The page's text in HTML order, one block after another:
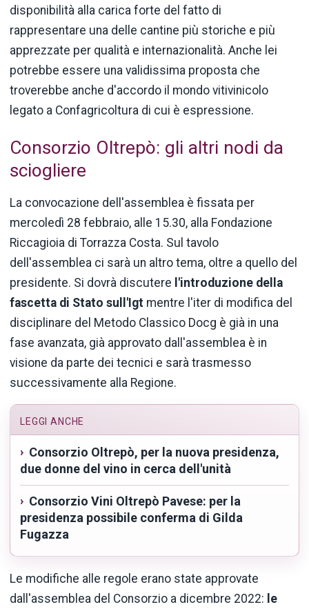
disponibilità alla carica forte del fatto di
rappresentare una delle cantine più storiche e più
apprezzate per qualità e internazionalità. Anche lei
potrebbe essere una validissima proposta che
troverebbe anche d'accordo il mondo vitivinicolo
legato a Confagricoltura di cui è espressione.
Consorzio Oltrepò: gli altri nodi da
sciogliere
La convocazione dell'assemblea è fissata per
mercoledì 28 febbraio, alle 15.30, alla Fondazione
Riccagioia di Torrazza Costa. Sul tavolo
dell'assemblea ci sarà un altro tema, oltre a quello del
presidente. Si dovrà discutere l'introduzione della
fascetta di Stato sull'Igt mentre l'iter di modifica del
disciplinare del Metodo Classico Docg è già in una
fase avanzata, già approvato dall'assemblea è in
visione da parte dei tecnici e sarà trasmesso
successivamente alla Regione.
LEGGI ANCHE
Consorzio Oltrepò, per la nuova presidenza,
due donne del vino in cerca dell'unità
Consorzio Vini Oltrepò Pavese: per la
presidenza possibile conferma di Gilda
Fugazza
Le modifiche alle regole erano state approvate
dall'assemblea del Consorzio a dicembre 2022: le